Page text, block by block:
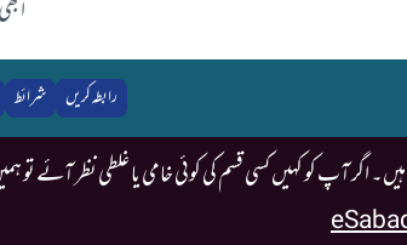
رابطہ کریں شرائط
آپ کو کہیں کسی قسم کی کوئی خامی یا غلطی نظر آئے تو